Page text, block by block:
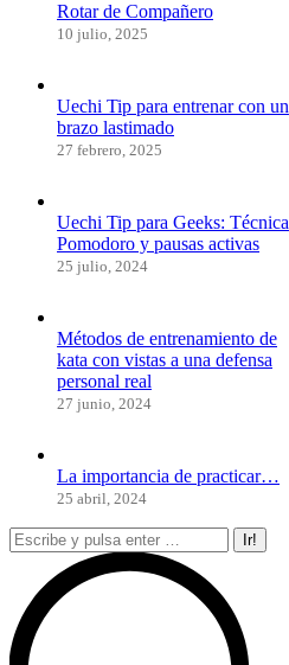
Rotar de Compañero
10 julio, 2025
Uechi Tip para entrenar con un
brazo lastimado
27 febrero, 2025
Uechi Tip para Geeks: Técnica
Pomodoro y pausas activas
25 julio, 2024
Métodos de entrenamiento de
kata con vistas a una defensa
personal real
27 junio, 2024
La importancia de practicar…
25 abril, 2024
Buscar: